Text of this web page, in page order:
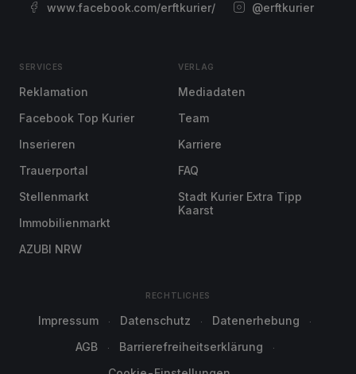
www.facebook.com/erftkurier/ @erftkurier
SERVICES
Reklamation
Facebook Top Kurier
Inserieren
Trauerportal
Stellenmarkt
Immobilienmarkt
AZUBI NRW
VERLAG
Mediadaten
Team
Karriere
FAQ
Stadt Kurier Extra Tipp
Kaarst
RECHTLICHES
Impressum Datenschutz
Datenerhebung
AGB
Barrierefreiheitserklärung